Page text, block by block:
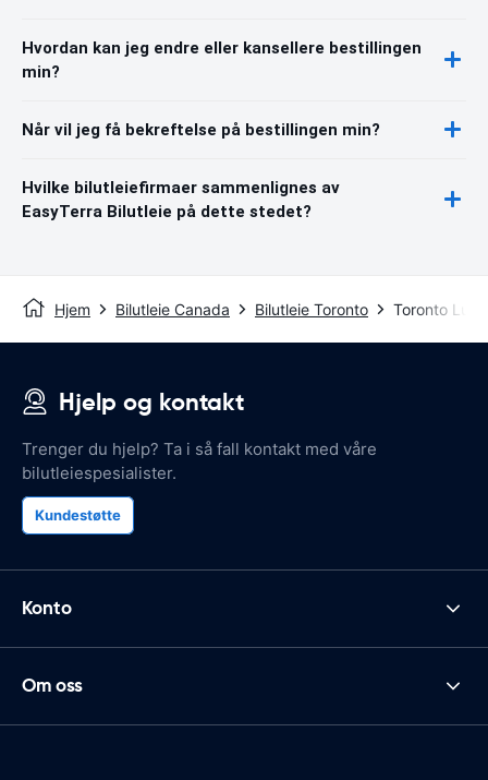
Hvordan kan jeg endre eller kansellere bestillingen
min?
Når vil jeg få bekreftelse på bestillingen min?
Hvilke bilutleiefirmaer sammenlignes av
EasyTerra Bilutleie på dette stedet?
Hjem Bilutleie Canada Bilutleie Toronto Toronto
Hjelp og kontakt
Trenger du hjelp? Ta i så fall kontakt med våre
bilutleiespesialister.
Kundestøtte
Konto
Om oss